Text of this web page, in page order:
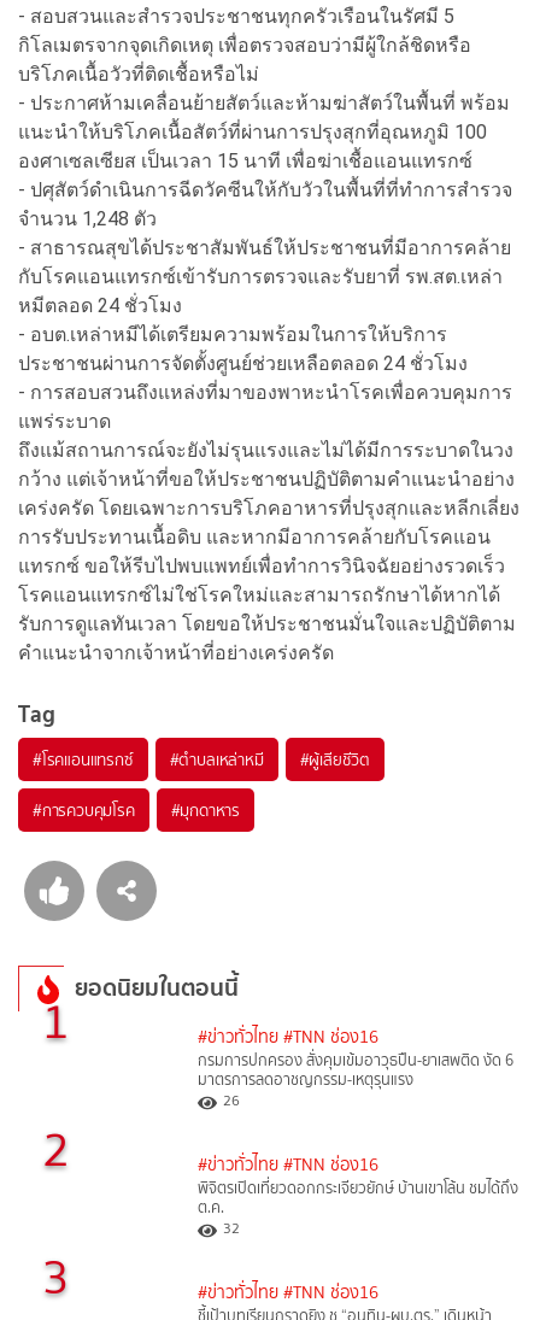
- สอบสวนและสำรวจประชาชนทุกครัวเรือนในรัศมี 5
กิโลเมตรจากจุดเกิดเหตุ เพื่อตรวจสอบว่ามีผู้ใกล้ชิดหรือ
บริโภคเนื้อวัวที่ติดเชื้อหรือไม่
- ประกาศห้ามเคลื่อนย้ายสัตว์และห้ามฆ่าสัตว์ในพื้นที่ พร้อม
แนะนำให้บริโภคเนื้อสัตว์ที่ผ่านการปรุงสุกที่อุณหภูมิ 100
องศาเซลเซียส เป็นเวลา 15 นาที เพื่อฆ่าเชื้อแอนแทรกซ์
- ปศุสัตว์ดำเนินการฉีดวัคซีนให้กับวัวในพื้นที่ที่ทำการสำรวจ
จำนวน 1,248 ตัว
- สาธารณสุขได้ประชาสัมพันธ์ให้ประชาชนที่มีอาการคล้าย
กับโรคแอนแทรกซ์เข้ารับการตรวจและรับยาที่ รพ.สต.เหล่า
หมีตลอด 24 ชั่วโมง
- อบต.เหล่าหมีได้เตรียมความพร้อมในการให้บริการ
ประชาชนผ่านการจัดตั้งศูนย์ช่วยเหลือตลอด 24 ชั่วโมง
- การสอบสวนถึงแหล่งที่มาของพาหะนำโรคเพื่อควบคุมการ
แพร่ระบาด
ถึงแม้สถานการณ์จะยังไม่รุนแรงและไม่ได้มีการระบาดในวง
กว้าง แต่เจ้าหน้าที่ขอให้ประชาชนปฏิบัติตามคำแนะนำอย่าง
เคร่งครัด โดยเฉพาะการบริโภคอาหารที่ปรุงสุกและหลีกเลี่ยง
การรับประทานเนื้อดิบ และหากมีอาการคล้ายกับโรคแอน
แทรกซ์ ขอให้รีบไปพบแพทย์เพื่อทำการวินิจฉัยอย่างรวดเร็ว
โรคแอนแทรกซ์ไม่ใช่โรคใหม่และสามารถรักษาได้หากได้
รับการดูแลทันเวลา โดยขอให้ประชาชนมั่นใจและปฏิบัติตาม
คำแนะนำจากเจ้าหน้าที่อย่างเคร่งครัด
Tag
#โรคแอนแทรกซ์ #ตำบลเหล่าหมี #ผู้เสียชีวิต
#การควบคุมโรค #มุกดาหาร
ยอดนิยมในตอนนี้
1 #ข่าวทั่วไทย #TNN ช่อง16
กรมการปกครอง สั่งคุมเข้มอาวุธปืน-ยาเสพติด งัด 6
มาตรการลดอาชญกรรม-เหตุรุนแรง
26
2 #ข่าวทั่วไทย #TNN ช่อง16
พิจิตรเปิดเที่ยวดอกกระเจียวยักษ์ บ้านเขาโล้น ชมได้ถึง
ต.ค.
32
3 #ข่าวทั่วไทย #TNN ช่อง16